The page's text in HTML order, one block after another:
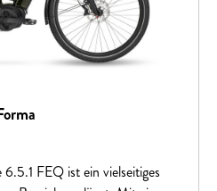
FEQ ist ein vielseitiges